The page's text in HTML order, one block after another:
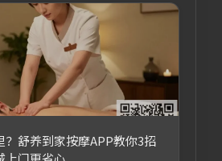
？舒养到家按摩APP教你3招